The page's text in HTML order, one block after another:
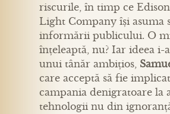
riscurile, în timp ce
Light Company își asuma
informării publicului. O
înțeleaptă, nu? Iar ideea i-
unui tânăr ambițios,
care acceptă să fie
campania denigratoare la
tehnologii nu din